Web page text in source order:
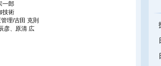
一郎
技術
理/古田 克則
彦、原清 広